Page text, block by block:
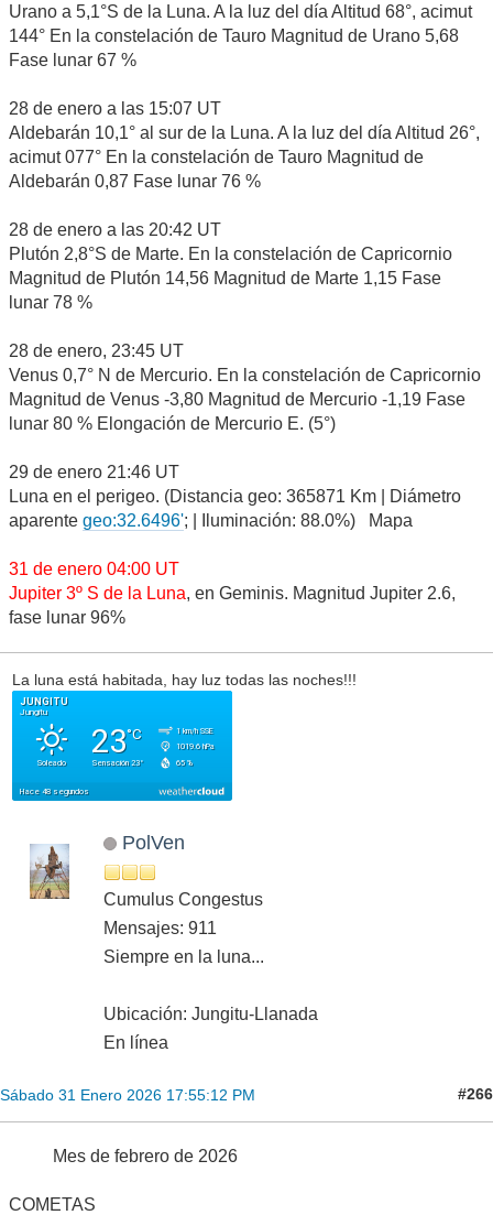
Urano a 5,1°S de la Luna. A la luz del día Altitud 68°, acimut
144° En la constelación de Tauro Magnitud de Urano 5,68
Fase lunar 67 %
28 de enero a las 15:07 UT
Aldebarán 10,1° al sur de la Luna. A la luz del día Altitud 26°,
acimut 077° En la constelación de Tauro Magnitud de
Aldebarán 0,87 Fase lunar 76 %
28 de enero a las 20:42 UT
Plutón 2,8°S de Marte. En la constelación de Capricornio
Magnitud de Plutón 14,56 Magnitud de Marte 1,15 Fase
lunar 78 %
28 de enero, 23:45 UT
Venus 0,7° N de Mercurio. En la constelación de Capricornio
Magnitud de Venus -3,80 Magnitud de Mercurio -1,19 Fase
lunar 80 % Elongación de Mercurio E. (5°)
29 de enero 21:46 UT
Luna en el perigeo. (Distancia geo: 365871 Km | Diámetro
aparente geo:32.6496'; | Iluminación: 88.0%) Mapa
31 de enero 04:00 UT
Jupiter 3º S de la Luna, en Geminis. Magnitud Jupiter 2.6,
fase lunar 96%
La luna está habitada, hay luz todas las noches!!!
PolVen
Cumulus Congestus
Mensajes: 911
Siempre en la luna...
Ubicación: Jungitu-Llanada
En línea
Sábado 31 Enero 2026 17:55:12 PM #266
Mes de febrero de 2026
COMETAS